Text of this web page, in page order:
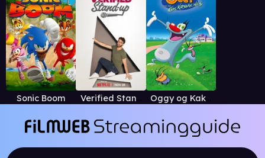
Sonic Boom Verified Stand-Up Oggy og Kakerlakkene